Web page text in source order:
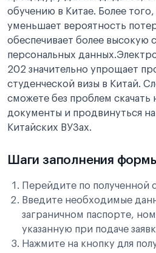
обучению в Китае. Более
уменьшает вероятность
обеспечивает более высокую
персональных
202 значительно упрощает
студенческой визы в Китай.
сможете без проблем
документы и продвинуться на
Китайских ВУЗах.
Шаги заполнения
Перейдите по полученной
Введите необходимые
заграничном паспорте,
указанную при подаче
Нажмите на кнопку для